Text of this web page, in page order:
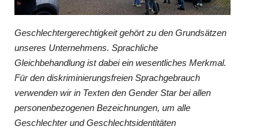
Geschlechtergerechtigkeit gehört zu den Grundsätzen
unseres Unternehmens. Sprachliche
Gleichbehandlung ist dabei ein wesentliches Merkmal.
Für den diskriminierungsfreien Sprachgebrauch
verwenden wir in Texten den Gender Star bei allen
personenbezogenen Bezeichnungen, um alle
Geschlechter und Geschlechtsidentitäten